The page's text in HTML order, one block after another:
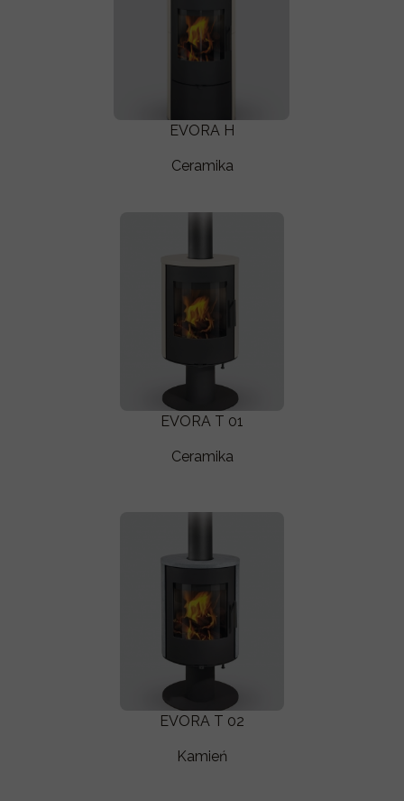
EVORA T 02
Kamień
EVORA T 01
Ceramika
EVORA H
Ceramika